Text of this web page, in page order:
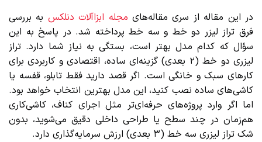
در این مقاله از سری مقاله‌های مجله ابزاآلات دنلکس به بررسی
فرق تراز لیزر دو خط و سه خط پرداخته شد. در پاسخ به این
سؤال که کدام مدل بهتر است، بستگی به نیاز شما دارد. تراز
لیزری دو خط (۲ بعدی) گزینه‌ای ساده، اقتصادی و کاربردی برای
کارهای سبک و خانگی است. اگر قصد دارید فقط تابلو، قفسه یا
کاشی‌های ساده نصب کنید، این مدل بهترین انتخاب خواهد بود.
اما اگر وارد پروژه‌های حرفه‌ای‌تر مثل اجرای کناف، کاشی‌کاری
هم‌زمان در چند سطح یا طراحی داخلی دقیق می‌شوید، بدون
شک تراز لیزری سه خط (۳ بعدی) ارزش سرمایه‌گذاری دارد.